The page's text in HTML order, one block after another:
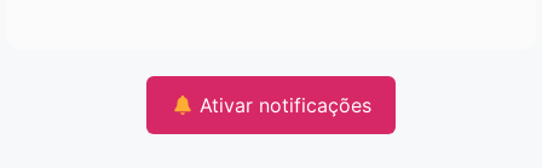
Ativar notificações